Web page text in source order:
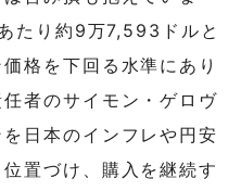
たり約9万7,593ドルと
格を下回る水準にあり
者のサイモン・ゲロヴ
日本のインフレや円安
置づけ、購入を継続す